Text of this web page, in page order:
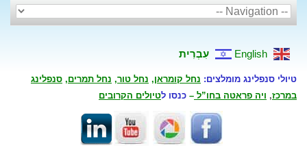
English עִבְרִית
טיולי סנפלינג מומלצים: נחל קומראן, נחל טור, נחל תמרים, סנפלינג
במרכז, ויה פראטה בחו”ל – כנסו לטיולים הקרובים